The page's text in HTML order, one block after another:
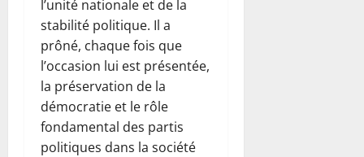
l’unité nationale et de la
stabilité politique. Il a
prôné, chaque fois que
l’occasion lui est présentée,
la préservation de la
démocratie et le rôle
fondamental des partis
politiques dans la société